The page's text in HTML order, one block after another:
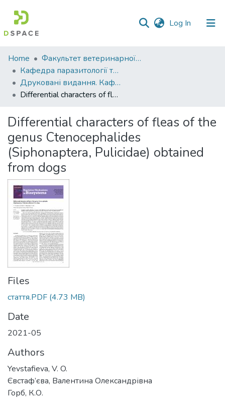
Log In (current)
Communities
&
Collections
Statistics
Home
Факультет ветеринарної медицини
Кафедра паразитології та ветеринарно-санітарної експертизи
Друковані видання. Кафедра паразитології та ветеринарно-санітарної експертизи
Differential characters of fleas of the genus Ctenocephalides (Siphonaptera, Pulicidae) obtained from dogs
Differential characters of fleas of the
genus Ctenocephalides
(Siphonaptera, Pulicidae) obtained
from dogs
Files
стаття.PDF (4.73 MB)
Date
2021-05
Authors
Yevstafieva, V. O.
Євстаф’єва, Валентина Олександрівна
Горб, К.О.